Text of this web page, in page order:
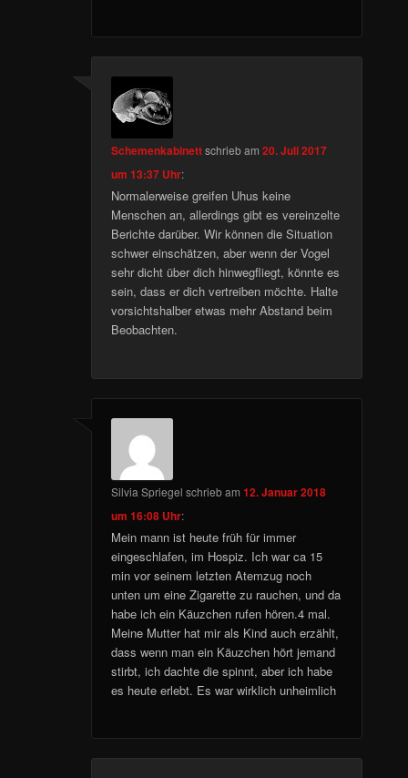
Schemenkabinettschriebam20. Juli 2017
um 13:37 Uhr:
Normalerweise greifen Uhus keine
Menschen an, allerdings gibt es vereinzelte
Berichte darüber. Wir können die Situation
schwer einschätzen, aber wenn der Vogel
sehr dicht über dich hinwegfliegt, könnte es
sein, dass er dich vertreiben möchte. Halte
vorsichtshalber etwas mehr Abstand beim
Beobachten.
Silvia Spriegel schriebam12. Januar 2018
um 16:08 Uhr:
Mein mann ist heute früh für immer
eingeschlafen, im Hospiz. Ich war ca 15
min vor seinem letzten Atemzug noch
unten um eine Zigarette zu rauchen, und da
habe ich ein Käuzchen rufen hören.4 mal.
Meine Mutter hat mir als Kind auch erzählt,
dass wenn man ein Käuzchen hört jemand
stirbt, ich dachte die spinnt, aber ich habe
es heute erlebt. Es war wirklich unheimlich